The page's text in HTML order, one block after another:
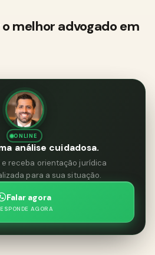
melhor advogado em
ONLINE
análise cuidadosa.
e receba orientação jurídica
para a sua situação.
Falar agora
AGORA